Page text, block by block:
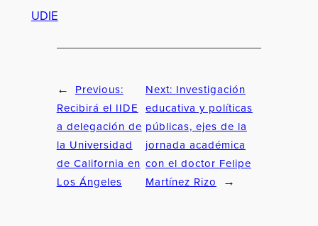
UDIE
←
Previous:
Recibirá el IIDE
a delegación de
la Universidad
de California en
Los Ángeles
Next: Investigación
educativa y políticas
públicas, ejes de la
jornada académica
con el doctor Felipe
Martínez Rizo
→